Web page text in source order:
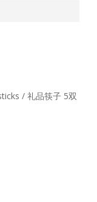
/ 礼品筷子 5双